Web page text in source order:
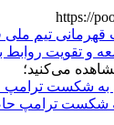
https://
قهرمانی تیم
و تقویت روابط
می‌کنید؛
شکست ترامپ